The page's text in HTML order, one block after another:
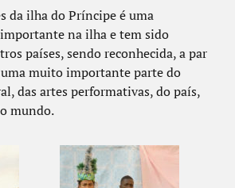
da ilha do Príncipe é uma
na ilha e tem sido
países, sendo reconhecida, a par
muito importante parte do
das artes performativas, do país,
mundo.